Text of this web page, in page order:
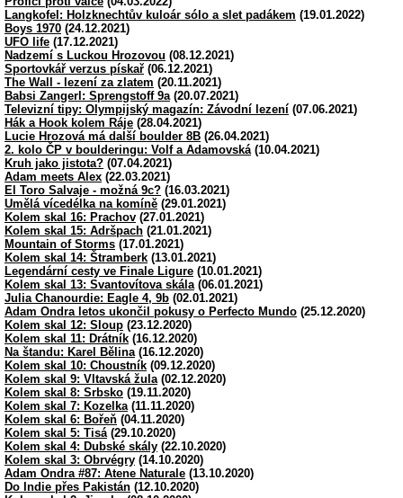
Langkofel: Holzknechtův kuloár sólo a slet padákem (19.01.2022)
Boys 1970 (24.12.2021)
UFO life (17.12.2021)
Nadzemí s Luckou Hrozovou (08.12.2021)
Sportovkář verzus pískař (06.12.2021)
The Wall - lezení za zlatem (20.11.2021)
Babsi Zangerl: Sprengstoff 9a (20.07.2021)
Televizní tipy: Olympijský magazín: Závodní lezení (07.06.2021)
Hák a Hook kolem Ráje (28.04.2021)
Lucie Hrozová má další boulder 8B (26.04.2021)
2. kolo ČP v boulderingu: Volf a Adamovská (10.04.2021)
Kruh jako jistota? (07.04.2021)
Adam meets Alex (22.03.2021)
El Toro Salvaje - možná 9c? (16.03.2021)
Umělá vícedélka na komíně (29.01.2021)
Kolem skal 16: Prachov (27.01.2021)
Kolem skal 15: Adršpach (21.01.2021)
Mountain of Storms (17.01.2021)
Kolem skal 14: Štramberk (13.01.2021)
Legendární cesty ve Finale Ligure (10.01.2021)
Kolem skal 13: Svantovítova skála (06.01.2021)
Julia Chanourdie: Eagle 4, 9b (02.01.2021)
Adam Ondra letos ukončil pokusy o Perfecto Mundo (25.12.2020)
Kolem skal 12: Sloup (23.12.2020)
Kolem skal 11: Drátník (16.12.2020)
Na štandu: Karel Bělina (16.12.2020)
Kolem skal 10: Choustník (09.12.2020)
Kolem skal 9: Vltavská žula (02.12.2020)
Kolem skal 8: Srbsko (19.11.2020)
Kolem skal 7: Kozelka (11.11.2020)
Kolem skal 6: Bořeň (04.11.2020)
Kolem skal 5: Tisá (29.10.2020)
Kolem skal 4: Dubské skály (22.10.2020)
Kolem skal 3: Obrvégry (14.10.2020)
Adam Ondra #87: Atene Naturale (13.10.2020)
Do Indie přes Pakistán (12.10.2020)